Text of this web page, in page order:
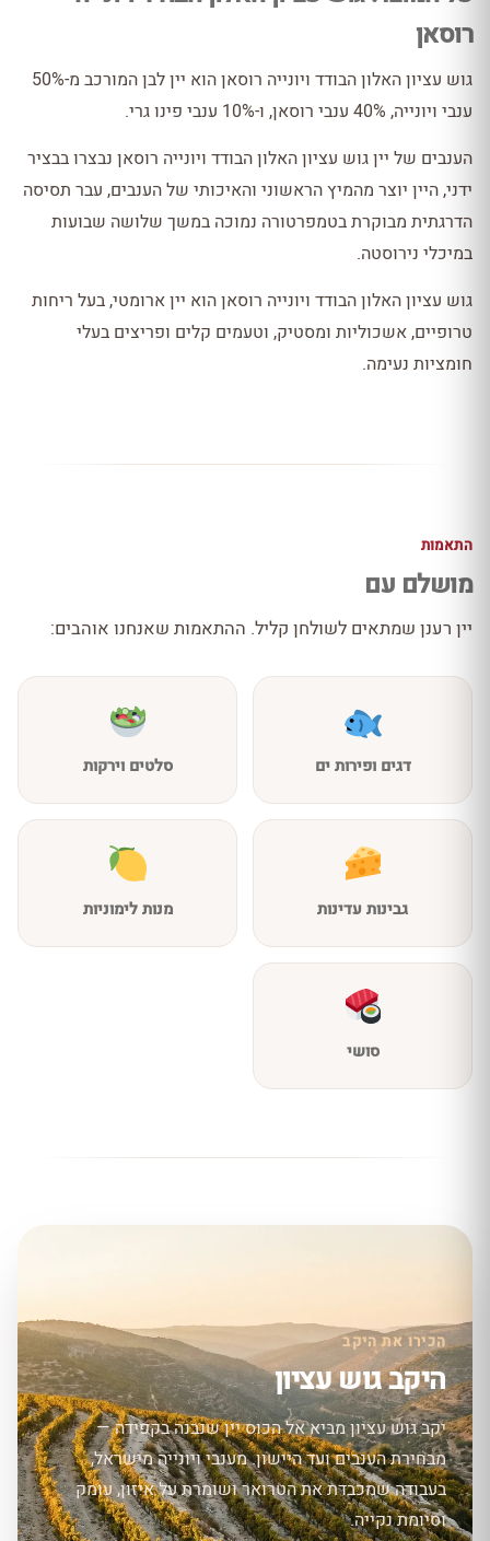
רוסאן
גוש עציון האלון הבודד ויונייה רוסאן הוא יין לבן המורכב מ-50%
ענבי ויונייה, 40% ענבי רוסאן, ו-10% ענבי פינו גרי.
הענבים של יין גוש עציון האלון הבודד ויונייה רוסאן נבצרו בבציר
ידני, היין יוצר מהמיץ הראשוני והאיכותי של הענבים, עבר תסיסה
הדרגתית מבוקרת בטמפרטורה נמוכה במשך שלושה שבועות
במיכלי נירוסטה.
גוש עציון האלון הבודד ויונייה רוסאן הוא יין ארומטי, בעל ריחות
טרופיים, אשכוליות ומסטיק, וטעמים קלים ופריצים בעלי
חומציות נעימה.
התאמות
מושלם עם
יין רענן שמתאים לשולחן קליל. ההתאמות שאנחנו אוהבים:
דגים ופירות ים סלטים וירקות
גבינות עדינות מנות לימוניות
סושי
הכירו את היקב
היקב גוש עציון
יקב גוש עציון מביא אל הכוס יין שנבנה בקפידה —
מבחירת הענבים ועד היישון. מענבי ויונייה מישראל,
בעבודה שמכבדת את הטרואר ושומרת על איזון, עומק
וסיומת נקייה.